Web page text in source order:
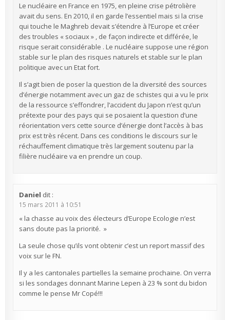
Le nucléaire en France en 1975, en pleine crise pétrolière
avait du sens. En 2010, il en garde l’essentiel mais si la crise
qui touche le Maghreb devait s’étendre à l’Europe et créer
des troubles « sociaux » , de façon indirecte et différée, le
risque serait considérable . Le nucléaire suppose une région
stable sur le plan des risques naturels et stable sur le plan
politique avec un Etat fort.
Il s’agit bien de poser la question de la diversité des sources
d’énergie notamment avec un gaz de schistes qui a vu le prix
de la ressource s’effondrer, l’accident du Japon n’est qu’un
prétexte pour des pays qui se posaient la question d’une
réorientation vers cette source d’énergie dont l’accès à bas
prix est très récent. Dans ces conditions le discours sur le
réchauffement climatique très largement soutenu par la
filière nucléaire va en prendre un coup.
Daniel dit :
15 mars 2011 à 10:51
« la chasse au voix des électeurs d’Europe Ecologie n’est
sans doute pas la priorité. »
La seule chose qu’ils vont obtenir c’est un report massif des
voix sur le FN.
Il y a les cantonales partielles la semaine prochaine. On verra
si les sondages donnant Marine Lepen à 23 % sont du bidon
comme le pense Mr Copé!!!